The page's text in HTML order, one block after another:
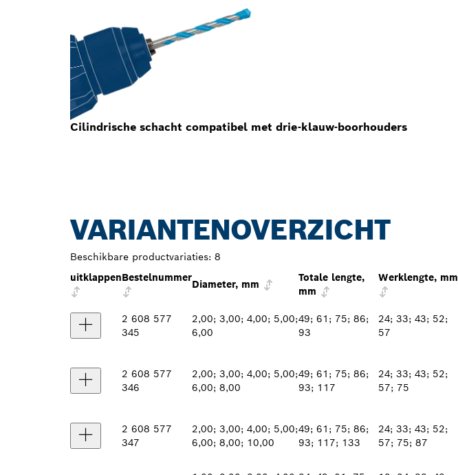
Cilindrische schacht compatibel met drie-klauw-boorhouders
VARIANTENOVERZICHT
Beschikbare productvariaties: 8
uitklappenBestelnummer
Diameter, mm
Totale lengte,
mm
Werklengte, mm
2 608 577
345
2,00; 3,00; 4,00; 5,00;
6,00
49; 61; 75; 86;
93
24; 33; 43; 52;
57
2 608 577
346
2,00; 3,00; 4,00; 5,00;
6,00; 8,00
49; 61; 75; 86;
93; 117
24; 33; 43; 52;
57; 75
2 608 577
347
2,00; 3,00; 4,00; 5,00;
6,00; 8,00; 10,00
49; 61; 75; 86;
93; 117; 133
24; 33; 43; 52;
57; 75; 87